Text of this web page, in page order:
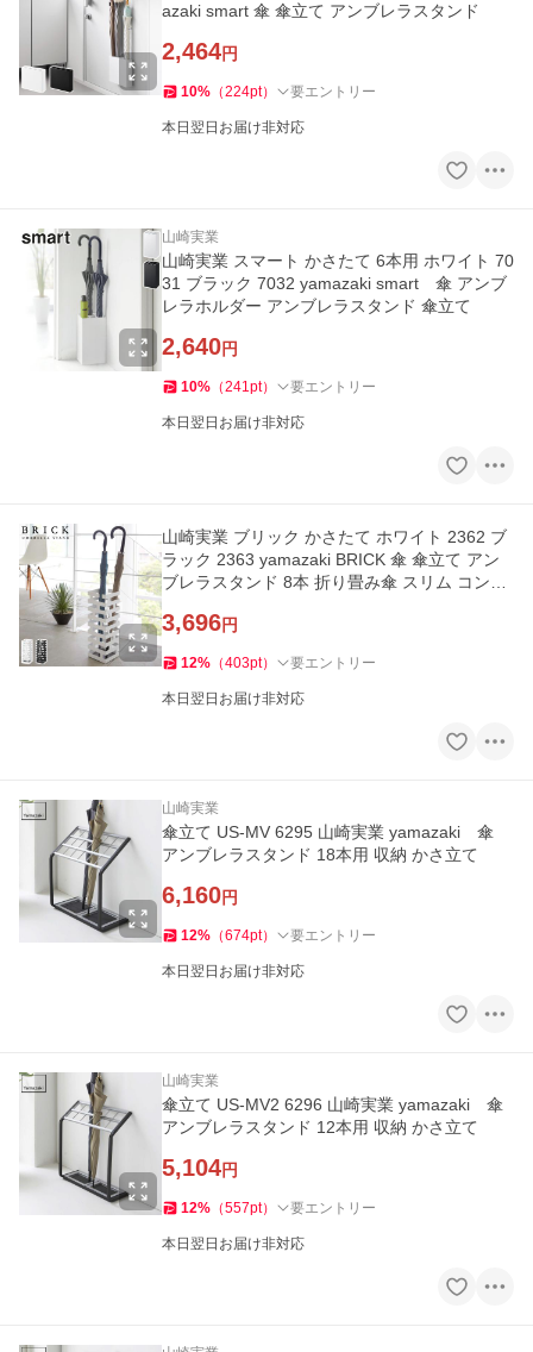
azaki smart 傘 傘立て アンブレラスタンド
2,464円
10% （224pt） 要エントリー
本日翌日お届け非対応
山崎実業
山崎実業 スマート かさたて 6本用 ホワイト 70
31 ブラック 7032 yamazaki smart 傘 アンブ
レラホルダー アンブレラスタンド 傘立て
2,640円
10% （241pt） 要エントリー
本日翌日お届け非対応
山崎実業 ブリック かさたて ホワイト 2362 ブ
ラック 2363 yamazaki BRICK 傘 傘立て アン
ブレラスタンド 8本 折り畳み傘 スリム コンパ
3,696円
12% （403pt） 要エントリー
本日翌日お届け非対応
山崎実業
傘立て US-MV 6295 山崎実業 yamazaki 傘
アンブレラスタンド 18本用 収納 かさ立て
6,160円
12% （674pt） 要エントリー
本日翌日お届け非対応
山崎実業
傘立て US-MV2 6296 山崎実業 yamazaki 傘
アンブレラスタンド 12本用 収納 かさ立て
5,104円
12% （557pt） 要エントリー
本日翌日お届け非対応